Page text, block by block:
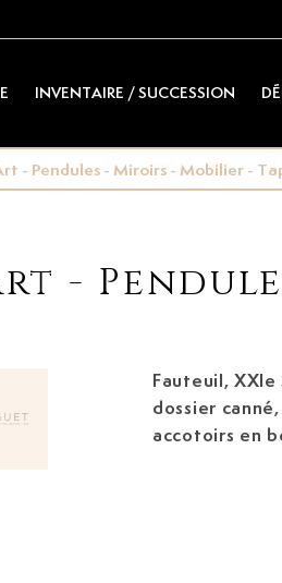
INVENTAIRE / SUCCESSION
- Pendules - Miroirs - Mobilier -
-
Fauteuil, XXIe
dossier
accotoirs en